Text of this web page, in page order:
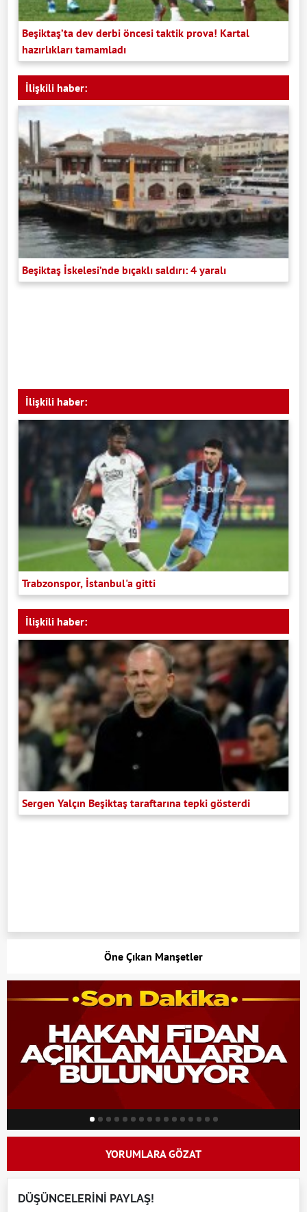
Beşiktaş’ta dev derbi öncesi taktik prova! Kartal
hazırlıkları tamamladı
İlişkili haber:
Beşiktaş İskelesi’nde bıçaklı saldırı: 4 yaralı
İlişkili haber:
Trabzonspor, İstanbul'a gitti
İlişkili haber:
Sergen Yalçın Beşiktaş taraftarına tepki gösterdi
Öne Çıkan Manşetler
YORUMLARA GÖZAT
DÜŞÜNCELERİNİ PAYLAŞ!